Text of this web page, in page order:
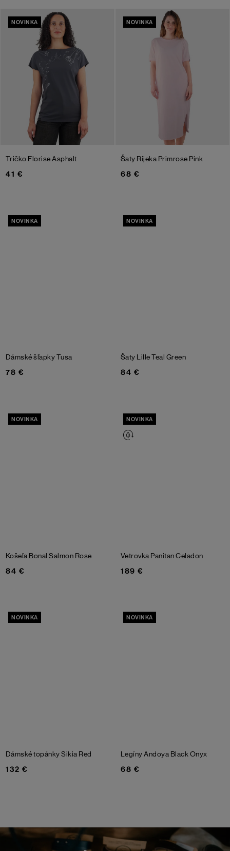
NOVINKA
Tričko FloriseAsphalt
41 €
NOVINKA
Šaty Rijeka Primrose Pink
68 €
NOVINKA
Dámské šľapky Tusa
78 €
NOVINKA
Šaty LilleTeal Green
84 €
NOVINKA
Košeľa BonalSalmon Rose
84 €
NOVINKA
Vetrovka PanitanCeladon
189 €
NOVINKA
Dámské topánky Sikia Red
132 €
NOVINKA
Legíny Andoya Black Onyx
68 €